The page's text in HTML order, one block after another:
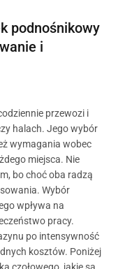
podnośnikowy
i
przewozi i
halach. Jego wybór
wymagania wobec
miejsca. Nie
bo choć oba radzą
Wybór
wpływa na
pracy.
po intensywność
kosztów. Poniżej
czołowego, jakie są